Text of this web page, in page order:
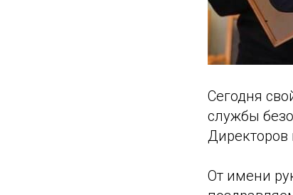
Сегодня
службы
Директоров
От имени